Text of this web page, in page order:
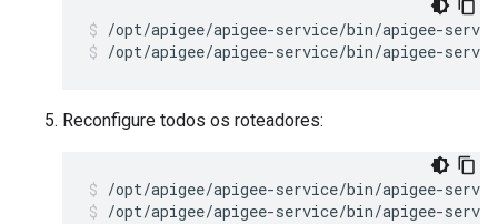
/opt/apigee/apigee-service/bin/apigee-
/opt/apigee/apigee-service/bin/apigee-
Reconfigure todos os roteadores:
/opt/apigee/apigee-service/bin/apigee-
/opt/apigee/apigee-service/bin/apigee-